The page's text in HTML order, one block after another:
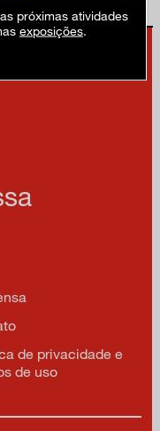
de privacidade e
de uso
próximas atividades
exposições.